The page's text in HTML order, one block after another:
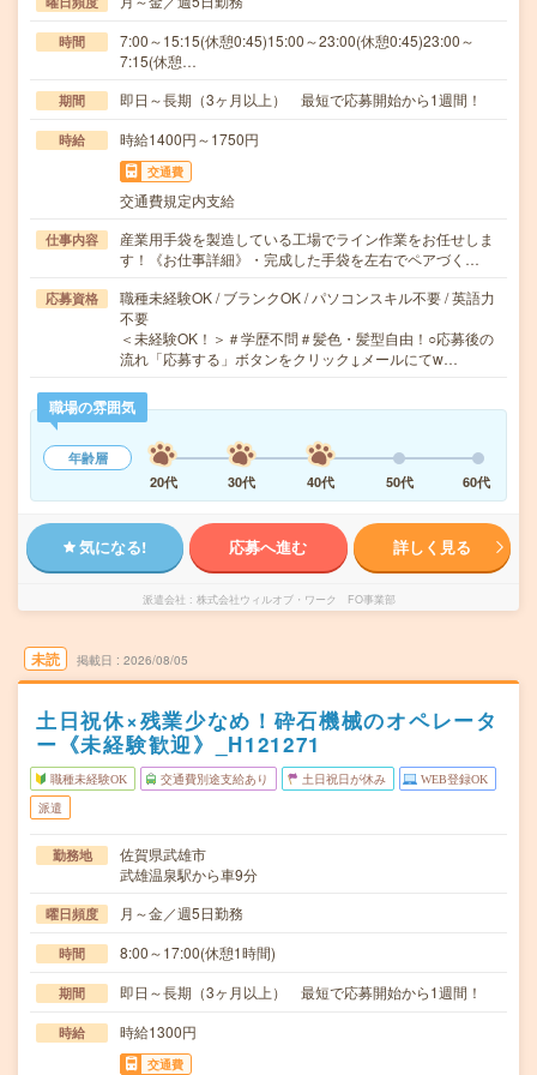
時間
7:00～15:15(休憩0:45)15:00～23:00(休憩0:45)23:00～
7:15(休憩…
期間 即日～長期（3ヶ月以上） 最短で応募開始から1週間！
時給 時給1400円～1750円
交通費
交通費規定内支給
仕事内容
産業用手袋を製造している工場でライン作業をお任せしま
す！《お仕事詳細》・完成した手袋を左右でペアづく…
応募資格
職種未経験OK / ブランクOK / パソコンスキル不要 / 英語力
不要
＜未経験OK！＞＃学歴不問＃髪色・髪型自由！○応募後の
流れ「応募する」ボタンをクリック↓メールにてw…
職場の雰囲気
年齢層
20代
30代 40代 50代 60代
気になる! 応募へ進む 詳しく見る
派遣会社 株式会社ウィルオブ・ワーク FO事業部
未読 掲載日 2026/08/05
土日祝休×残業少なめ！砕石機械のオペレータ
ー《未経験歓迎》_H121271
職種未経験OK 交通費別途支給あり 土日祝日が休み WEB登録OK
派遣
勤務地
佐賀県武雄市
武雄温泉駅から車9分
曜日頻度 月～金／週5日勤務
時間 8:00～17:00(休憩1時間)
期間 即日～長期（3ヶ月以上） 最短で応募開始から1週間！
時給 時給1300円
交通費